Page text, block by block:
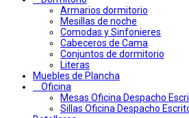
Armarios dormitorio
Mesillas de noche
Comodas y Sinfonieres
Cabeceros de Cama
Conjuntos de dormitorio
Literas
Muebles de Plancha
Oficina
Mesas Oficina Despacho
Sillas Oficina Despacho